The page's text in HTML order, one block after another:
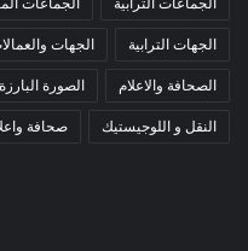
الجهات الترابية الجهات
الصحافة والاعلام الصورة البارزة
النقل و اللوجيستيك صحافة